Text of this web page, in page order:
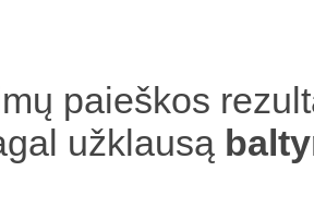
paieškos
užklausą